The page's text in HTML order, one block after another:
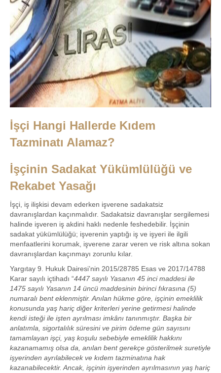
İşçi Hangi Hallerde Kıdem
Tazminatı Alamaz?
İşçinin Sadakat Yükümlülüğü ve
Rekabet Yasağı
İşçi, iş ilişkisi devam ederken işverene sadakatsiz
davranışlardan kaçınmalıdır. Sadakatsiz davranışlar sergilemesi
halinde işveren iş akdini haklı nedenle feshedebilir. İşçinin
sadakat yükümlülüğü; işverenin yaptığı iş ve işyeri ile ilgili
menfaatlerini korumak, işverene zarar veren ve risk altına sokan
davranışlardan kaçınmayı zorunlu kılar.
Yargıtay 9. Hukuk Dairesi’nin 2015/28785 Esas ve 2017/14788
Karar sayılı içtihadı “4447 sayılı Yasanın 45 inci maddesi ile
1475 sayılı Yasanın 14 üncü maddesinin birinci fıkrasına (5)
numaralı bent eklenmiştir. Anılan hükme göre, işçinin emeklilik
konusunda yaş hariç diğer kriterleri yerine getirmesi halinde
kendi isteği ile işten ayrılması imkânı tanınmıştır. Başka bir
anlatımla, sigortalılık süresini ve pirim ödeme gün sayısını
tamamlayan işçi, yaş koşulu sebebiyle emeklilik hakkını
kazanamamış olsa da, anılan bent gerekçe gösterilmek suretiyle
işyerinden ayrılabilecek ve kıdem tazminatına hak
kazanabilecektir. Ancak, işçinin işyerinden ayrılmasının yaş hariç